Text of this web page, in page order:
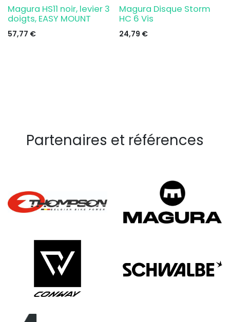
Magura HS11 noir, levier 3
doigts, EASY MOUNT
57,77 €
Magura Disque Storm
HC 6 Vis
24,79 €
Partenaires et références